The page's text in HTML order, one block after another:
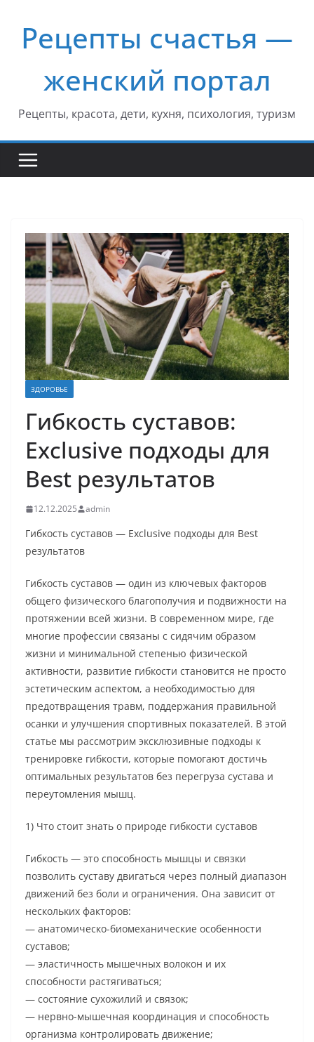
содержимому
Рецепты счастья —
женский портал
Рецепты, красота, дети, кухня, психология, туризм
ЗДОРОВЬЕ
Гибкость суставов:
Exclusive подходы для
Best результатов
12.12.2025 admin
Гибкость суставов — Exclusive подходы для Best
результатов
Гибкость суставов — один из ключевых факторов
общего физического благополучия и подвижности на
протяжении всей жизни. В современном мире, где
многие профессии связаны с сидячим образом
жизни и минимальной степенью физической
активности, развитие гибкости становится не просто
эстетическим аспектом, а необходимостью для
предотвращения травм, поддержания правильной
осанки и улучшения спортивных показателей. В этой
статье мы рассмотрим эксклюзивные подходы к
тренировке гибкости, которые помогают достичь
оптимальных результатов без перегруза сустава и
переутомления мышц.
1) Что стоит знать о природе гибкости суставов
Гибкость — это способность мышцы и связки
позволить суставу двигаться через полный диапазон
движений без боли и ограничения. Она зависит от
нескольких факторов:
— анатомическо-биомеханические особенности
суставов;
— эластичность мышечных волокон и их
способности растягиваться;
— состояние сухожилий и связок;
— нервно-мышечная координация и способность
организма контролировать движение;